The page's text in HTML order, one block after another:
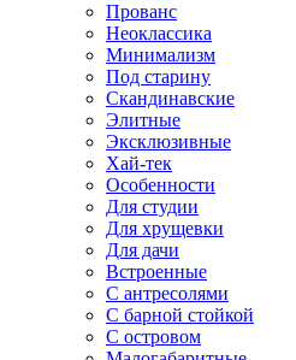
Прованс
Неоклассика
Минимализм
Под старину
Скандинавские
Элитные
Эксклюзивные
Хай-тек
Особенности
Для студии
Для хрущевки
Для дачи
Встроенные
С антресолями
С барной стойкой
С островом